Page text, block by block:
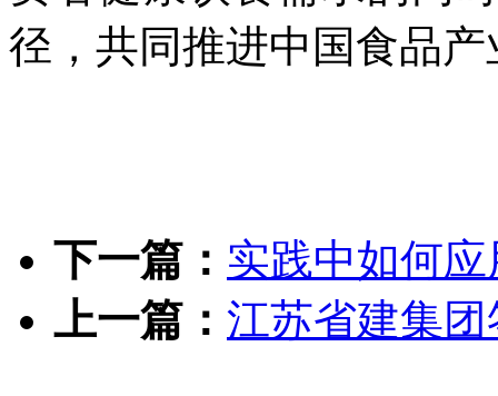
径，共同推进中国食品
下一篇： 实践中如何
上一篇： 江苏省建集